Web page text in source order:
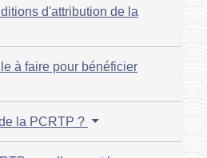
d'attribution de la
à faire pour bénéficier
la PCRTP ?